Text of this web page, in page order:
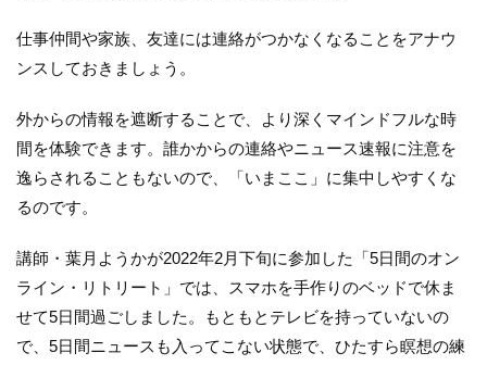
仕事仲間や家族、友達には連絡がつかなくなることをアナウ
ンスしておきましょう。
外からの情報を遮断することで、より深くマインドフルな時
間を体験できます。誰かからの連絡やニュース速報に注意を
逸らされることもないので、「いまここ」に集中しやすくな
るのです。
講師・葉月ようかが2022年2月下旬に参加した「5日間のオン
ライン・リトリート」では、スマホを手作りのベッドで休ま
せて5日間過ごしました。もともとテレビを持っていないの
で、5日間ニュースも入ってこない状態で、ひたすら瞑想の練